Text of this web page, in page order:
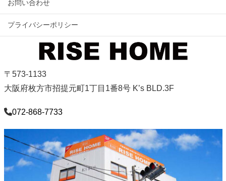
お問い合わせ
プライバシーポリシー
〒573-1133
大阪府枚方市招提元町1丁目1番8号 K’s BLD.3F
072-868-7733